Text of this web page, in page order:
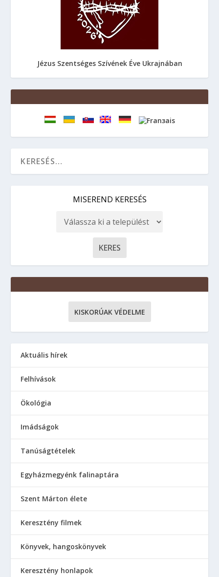
Jézus Szentséges Szívének Éve Ukrajnában
MISEREND KERESÉS
KISKORÚAK VÉDELME
Aktuális hírek
Felhívások
Ökológia
Imádságok
Tanúságtételek
Egyházmegyénk falinaptára
Szent Márton élete
Keresztény filmek
Könyvek, hangoskönyvek
Keresztény honlapok